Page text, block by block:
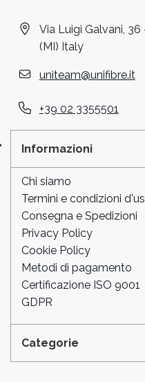
Via Luigi Galvani,
(MI) Italy
uniteam@unifibre.it
+39 02 3355501
Informazioni
Chi siamo
Termini e condizioni
Consegna e Spedizioni
Privacy Policy
Cookie Policy
Metodi di pagamento
Certificazione ISO 9001
GDPR
Categorie